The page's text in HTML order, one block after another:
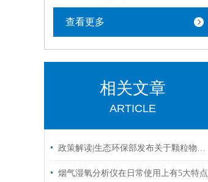
查看更多
相关文章
ARTICLE
政策解读|生态环保部发布关于颗粒物组分连续自动监测的技术规定
烟气湿氧分析仪在日常使用上有5大特点